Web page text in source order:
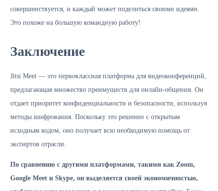
совершенствуется, и каждый может поделиться своими идеями.
Это похоже на большую командную работу!
Заключение
Jitsi Meet — это первоклассная платформа для видеоконференций,
предлагающая множество преимуществ для онлайн-общения. Он
отдает приоритет конфиденциальности и безопасности, используя
методы шифрования. Поскольку это решение с открытым
исходным кодом, оно получает всю необходимую помощь от
экспертов отрасли.
По сравнению с другими платформами, такими как Zoom,
Google Meet и Skype, он выделяется своей экономичностью,